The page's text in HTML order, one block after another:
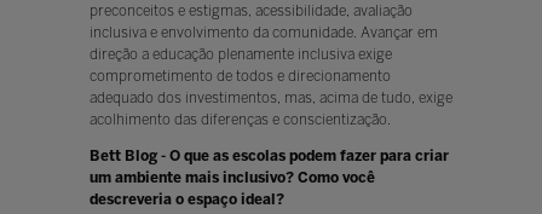
preconceitos e estigmas, acessibilidade, avaliação
inclusiva e envolvimento da comunidade. Avançar em
direção a educação plenamente inclusiva exige
comprometimento de todos e direcionamento
adequado dos investimentos, mas, acima de tudo, exige
acolhimento das diferenças e conscientização.
Bett Blog - O que as escolas podem fazer para criar
um ambiente mais inclusivo? Como você
descreveria o espaço ideal?